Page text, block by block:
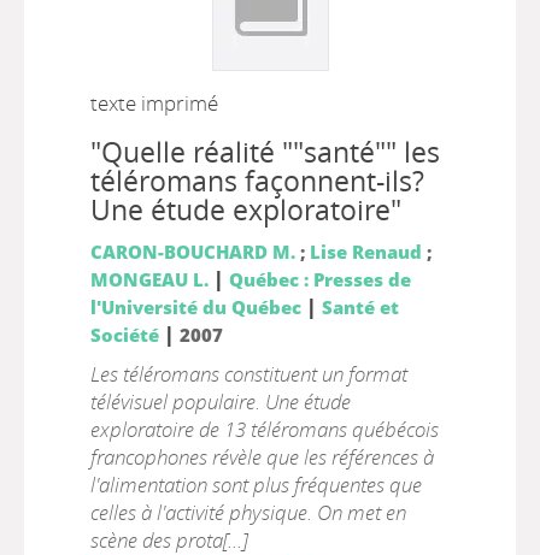
texte imprimé
"Quelle réalité ""santé"" les
téléromans façonnent-ils?
Une étude exploratoire"
CARON-BOUCHARD M.; Lise Renaud ;
MONGEAU L. | Québec : Presses de
l'Université du Québec| Santé et
Société| 2007
Les téléromans constituent un format
télévisuel populaire. Une étude
exploratoire de 13 téléromans québécois
francophones révèle que les références à
l'alimentation sont plus fréquentes que
celles à l'activité physique. On met en
scène des prota[...]